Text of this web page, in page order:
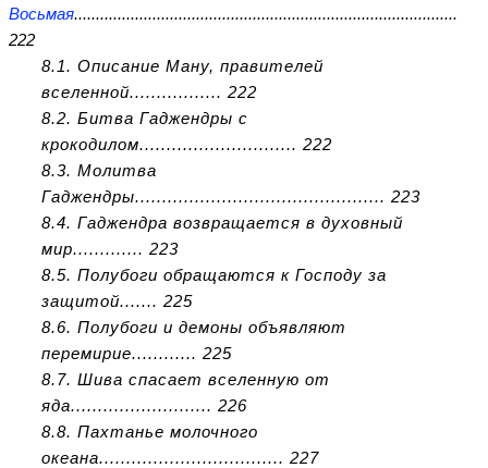
Восьмая........................................................................................
222
8.1. Описание Ману, правителей
вселенной................. 222
8.2. Битва Гаджендры с
крокодилом............................. 222
8.3. Молитва
Гаджендры.............................................. 223
8.4. Гаджендра возвращается в духовный
мир............. 223
8.5. Полубоги обращаются к Господу за
защитой....... 225
8.6. Полубоги и демоны объявляют
перемирие............ 225
8.7. Шива спасает вселенную от
яда.......................... 226
8.8. Пахтанье молочного
океана.................................. 227